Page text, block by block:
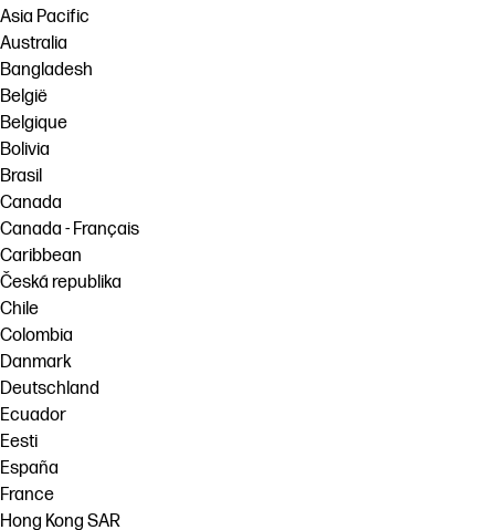
Asia Pacific
Australia
Bangladesh
België
Belgique
Bolivia
Brasil
Canada
Canada - Français
Caribbean
Česká republika
Chile
Colombia
Danmark
Deutschland
Ecuador
Eesti
España
France
Hong Kong SAR